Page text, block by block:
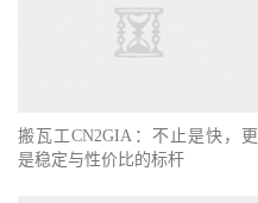
搬瓦工CN2GIA：不止是快，更
是稳定与性价比的标杆